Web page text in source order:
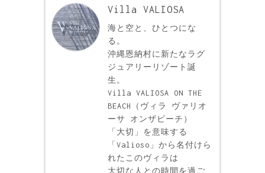
Villa VALIOSA
海と空と、ひとつにな
る。
沖縄恩納村に新たなラグ
ジュアリーリゾート誕
生。
Villa VALIOSA ON THE
BEACH（ヴィラ ヴァリオ
ーサ オンザビーチ）
「大切」を意味する
「Valioso」から名付けら
れたこのヴィラは
大切な人との時間を過ご